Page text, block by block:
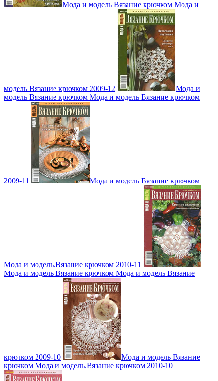
Мода и модель Вязание крючком Мода и
модель Вязание крючком 2009-12
Мода и
модель Вязание крючком Мода и модель Вязание крючком
2009-11 Мода и модель Вязание крючком
Мода и модель.Вязание крючком 2010-11
Мода и модель Вязание крючком Мода и модель Вязание
крючком 2009-10
Мода и модель Вязание
крючком Мода и модель.Вязание крючком 2010-10